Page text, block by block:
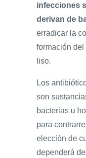
infecciones
derivan de
erradicar la
formación
liso.
Los
son
bacterias u
para
elección de
dependerá